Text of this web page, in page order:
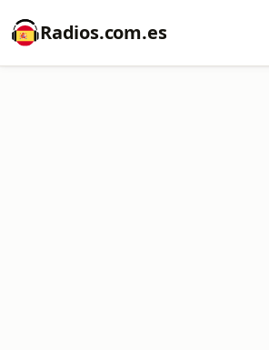
Radios.com.es